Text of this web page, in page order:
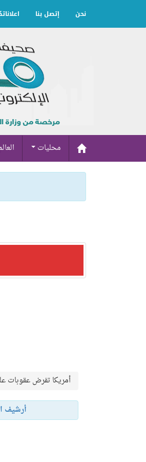
نحن إتصل بنا
محليات
أمريكا تفرض عقوبات على 3 شركات إيرانية ومسؤولين بالسجون
أرشيف